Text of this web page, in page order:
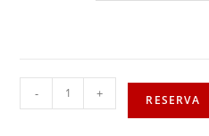
- + RESERVA